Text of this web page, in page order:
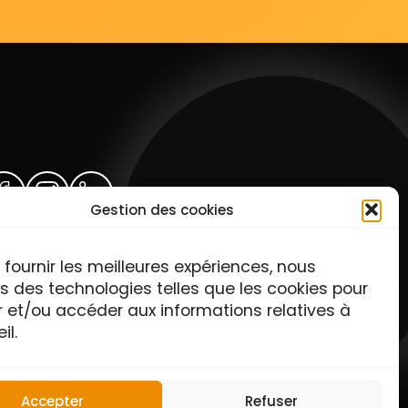
Gestion des cookies
les meilleures expériences, nous
des technologies telles que les cookies pour
et/ou accéder aux informations relatives à
Accepter Refuser